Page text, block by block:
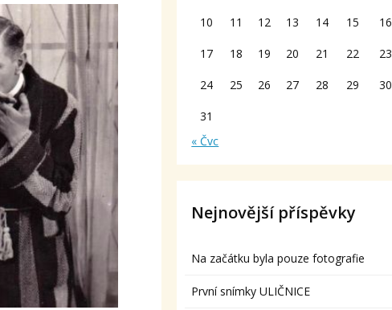
10 11 12 13 14 15 16
17 18 19 20 21 22 23
24 25 26 27 28 29 30
31
« Čvc
Nejnovější příspěvky
Na začátku byla pouze fotografie
První snímky ULIČNICE